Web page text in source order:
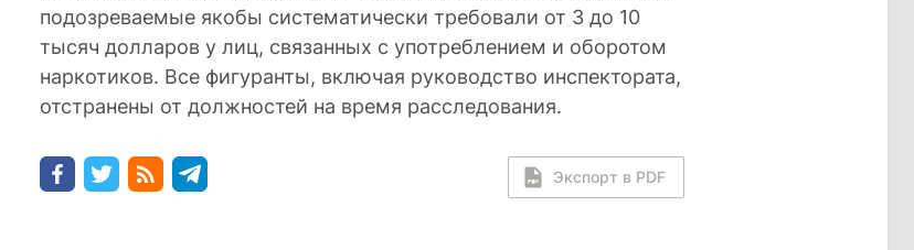
подозреваемые якобы систематически требовали от 3 до 10
тысяч долларов у лиц, связанных с употреблением и оборотом
наркотиков. Все фигуранты, включая руководство инспектората,
отстранены от должностей на время расследования.
Экспорт в PDF